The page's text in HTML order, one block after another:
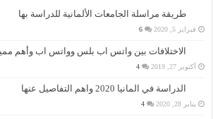
طريقة مراسلة الجامعات الألمانية للدراسة بها
فبراير 5, 2020 6
الاختلافات بين واتس اب بلس وواتس اب وأهم
أكتوبر 27, 2019 4
الدراسة في المانيا 2020 واهم التفاصيل عنها
يناير 28, 2020 4